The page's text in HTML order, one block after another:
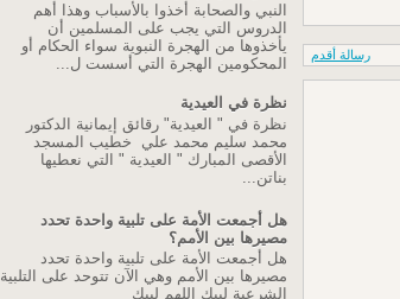
رسالة أقدم
النبي والصحابة أخذوا بالأسباب وهذا أهم
الدروس التي يجب على المسلمين أن
يأخذوها من الهجرة النبوية سواء الحكام أو
المحكومين الهجرة التي أسست ل...
نظرة في العيدية
نظرة في " العيدية" رقائق إيمانية الدكتور
محمد سليم محمد علي خطيب المسجد
الأقصى المبارك " العيدية " التي نعطيها
بناتن...
هل أجمعت الأمة على تلبية واحدة تحدد
مصيرها بين الأمم؟
هل أجمعت الأمة على تلبية واحدة تحدد
مصيرها بين الأمم وهي الآن تتوحد على التلبية
الشرعية لبيك اللهم لبيك